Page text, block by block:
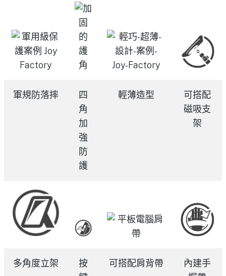
軍規防落摔
四
角
加
強
防
護
輕薄造型
可搭配
磁吸支
架
多角度立架
按
可搭配肩背帶
內建手